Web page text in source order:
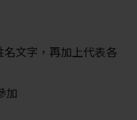
文字，再加上代表各
加